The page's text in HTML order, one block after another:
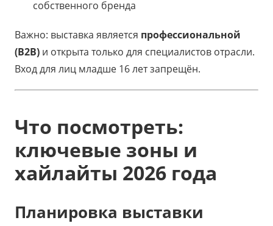
собственного бренда
Важно: выставка является профессиональной
(B2B) и открыта только для специалистов отрасли.
Вход для лиц младше 16 лет запрещён.
Что посмотреть:
ключевые зоны и
хайлайты 2026 года
Планировка выставки